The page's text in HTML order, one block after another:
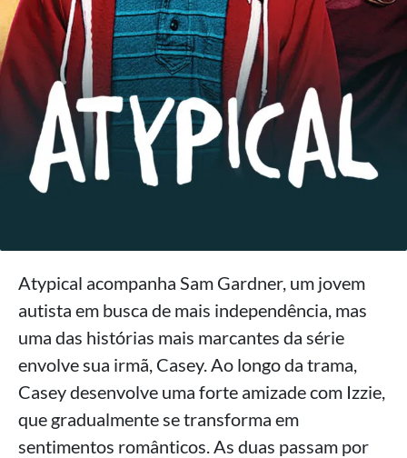
Atypical acompanha Sam Gardner, um jovem
autista em busca de mais independência, mas
uma das histórias mais marcantes da série
envolve sua irmã, Casey. Ao longo da trama,
Casey desenvolve uma forte amizade com Izzie,
que gradualmente se transforma em
sentimentos românticos. As duas passam por